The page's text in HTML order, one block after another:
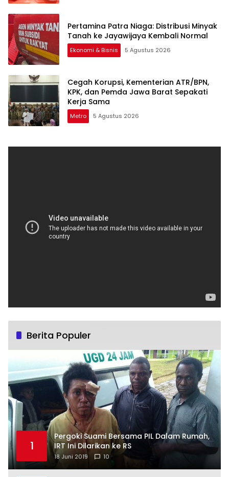
Pertamina Patra Niaga: Distribusi Minyak
Tanah ke Jayawijaya Kembali Normal
Ekonomi & Bisnis 5 Agustus 2026
Cegah Korupsi, Kementerian ATR/BPN,
KPK, dan Pemda Jawa Barat Sepakati
Kerja Sama
Metro 5 Agustus 2026
Berita Populer
1
Pergoki Suami Bersama PIL Dalam Rumah,
IRT Ini Dilarikan ke RS
18 Juni 2019 10